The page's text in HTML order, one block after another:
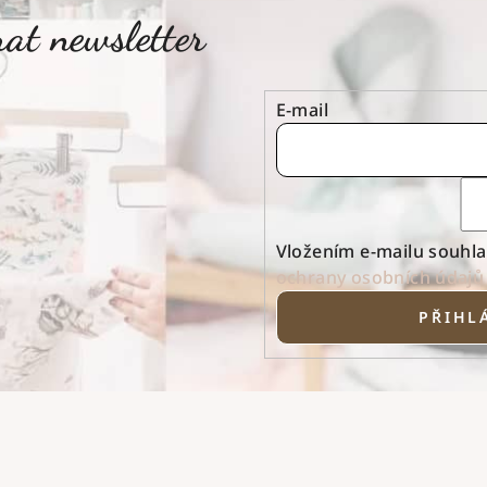
newsletter
E-mail
Vložením e-mailu
ochrany osobních údajů